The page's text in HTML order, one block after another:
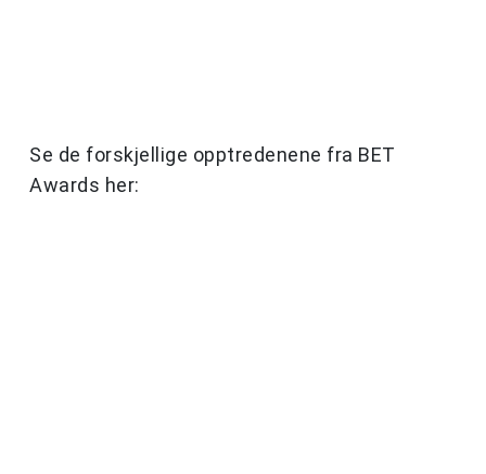
Se de forskjellige opptredenene fra BET
Awards her: